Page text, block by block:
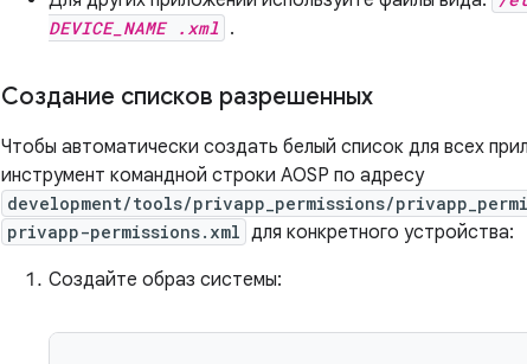
DEVICE_NAME .xml .
Создание списков разрешенных
Чтобы автоматически создать белый список для всех
инструмент командной строки AOSP по адресу
development/tools/privapp_permissions/
privapp-permissions.xml для конкретного устройства:
Создайте образ системы: